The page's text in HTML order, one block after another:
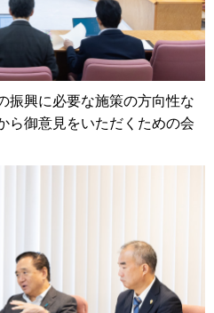
興に必要な施策の方向性な
ら御意見をいただくための会